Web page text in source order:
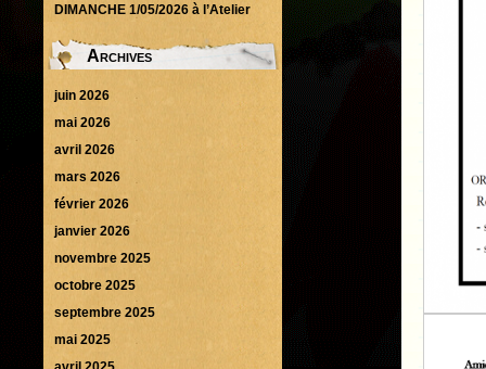
DIMANCHE 1/05/2026 à l’Atelier
Archives
juin 2026
mai 2026
avril 2026
mars 2026
février 2026
janvier 2026
novembre 2025
octobre 2025
septembre 2025
mai 2025